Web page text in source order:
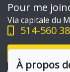
Pour me
Via capitale du
514-560
À propos